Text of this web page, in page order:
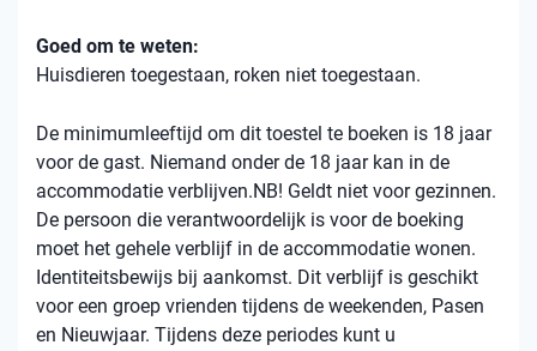
Goed om te weten:
Huisdieren toegestaan, roken niet toegestaan.
De minimumleeftijd om dit toestel te boeken is 18 jaar
voor de gast. Niemand onder de 18 jaar kan in de
accommodatie verblijven.NB! Geldt niet voor gezinnen.
De persoon die verantwoordelijk is voor de boeking
moet het gehele verblijf in de accommodatie wonen.
Identiteitsbewijs bij aankomst. Dit verblijf is geschikt
voor een groep vrienden tijdens de weekenden, Pasen
en Nieuwjaar. Tijdens deze periodes kunt u